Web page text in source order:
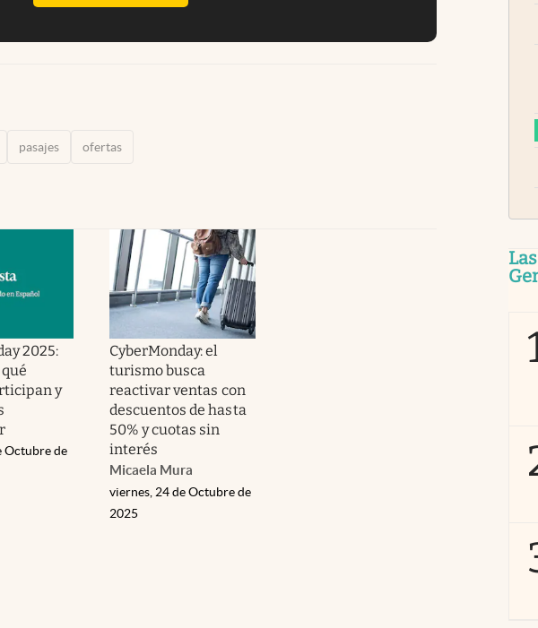
pasajes ofertas
2025:
y
Octubre de
CyberMonday: el
turismo busca
reactivar ventas con
descuentos de hasta
50% y cuotas sin
interés
Micaela Mura
viernes, 24 de Octubre de
2025